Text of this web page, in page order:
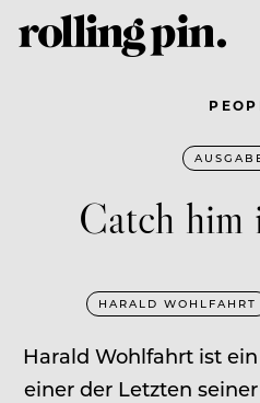
Catch him
HARALD WOHLFAHRT
Harald Wohlfahrt ist
einer der Letzten